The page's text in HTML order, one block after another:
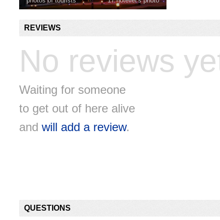
REVIEWS
No reviews
Waiting for someone
to get out of here alive
and will add a review.
QUESTIONS